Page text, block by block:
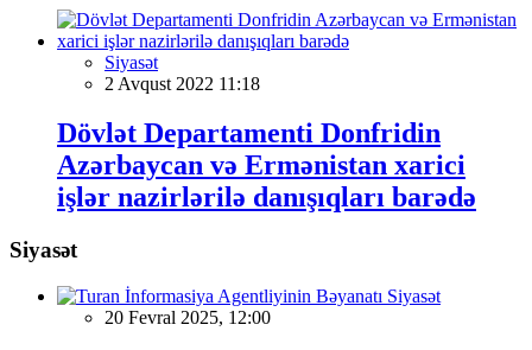
Siyasət
2 Avqust 2022 11:18
Dövlət Departamenti Donfridin
Azərbaycan və Ermənistan xarici
işlər nazirlərilə danışıqları barədə
Siyasət
Siyasət
20 Fevral 2025, 12:00